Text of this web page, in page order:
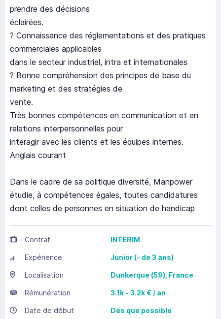
prendre des décisions
éclairées.
? Connaissance des réglementations et des pratiques
commerciales applicables
dans le secteur industriel, intra et internationales
? Bonne compréhension des principes de base du
marketing et des stratégies de
vente.
Très bonnes compétences en communication et en
relations interpersonnelles pour
interagir avec les clients et les équipes internes.
Anglais courant
Dans le cadre de sa politique diversité, Manpower
étudie, à compétences égales, toutes candidatures
dont celles de personnes en situation de handicap
Contrat INTERIM
Expérience Junior (- de 3 ans)
Localisation Dunkerque (59), France
Rémunération 3.1k - 3.2k € / an
Date de début Dès que possible